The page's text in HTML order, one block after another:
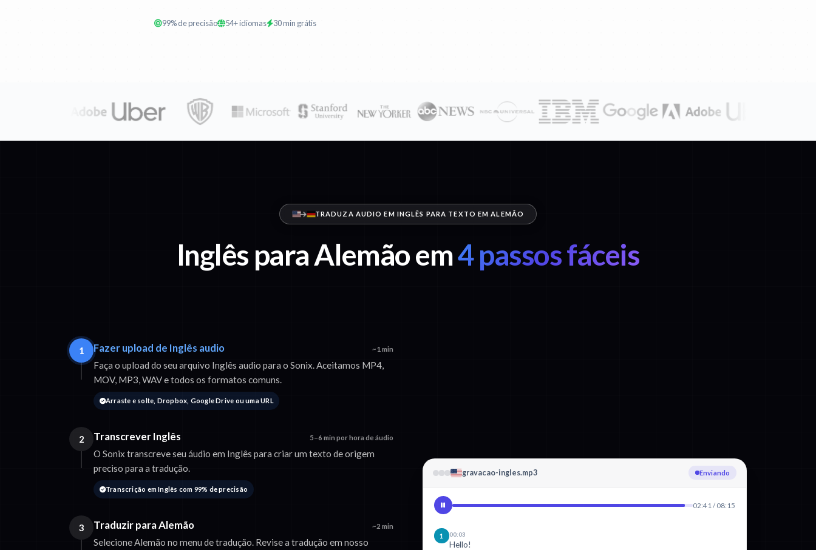
99% de precisão 54+ idiomas 30 min grátis
TRADUZA AUDIO EM INGLÊS PARA TEXTO EM ALEMÃO
Inglês para Alemão em4 passos fáceis
1 Fazer upload de Inglês audio ~1 min
Faça o upload do seu arquivo Inglês audio para o Sonix. Aceitamos MP4,
MOV, MP3, WAV e todos os formatos comuns.
Arraste e solte, Dropbox, Google Drive ou uma URL
2 Transcrever Inglês 5–6 min por hora de áudio
O Sonix transcreve seu áudio em Inglês para criar um texto de origem
preciso para a tradução.
Transcrição em Inglês com 99% de precisão
3 Traduzir para Alemão ~2 min
Selecione Alemão no menu de tradução. Revise a tradução em nosso
gravacao-ingles.mp3 Transcrevendo Inglês
02:41 / 08:15
1 00:03
Hello!